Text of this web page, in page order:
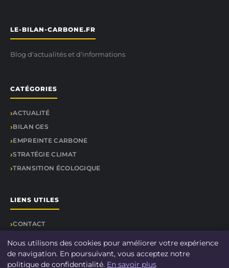
LE-BILAN-CARBONE.FR
Blog d'actualités et d'informations
CATÉGORIES
ACTUALITÉ
BILAN GES
EMPREINTE CARBONE
STRATÉGIE CLIMAT
TRANSITION ÉCOLOGIQUE
LIENS UTILES
CONTACT
Nous utilisons des cookies pour améliorer votre expérience
de navigation. En poursuivant, vous acceptez notre
politique de confidentialité. En savoir plus